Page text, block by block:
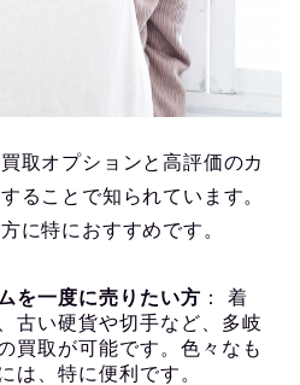
取オプションと高評価のカ
ることで知られています。
に特におすすめです。
を一度に売りたい方 ： 着
古い硬貨や切手など、多岐
買取が可能です。色々なも
は、特に便利です。